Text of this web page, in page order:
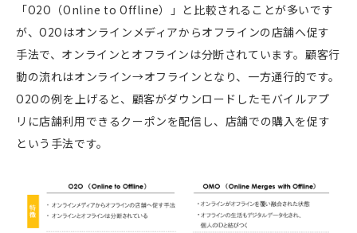
「O2O （Online to Offline）」と比較されることが多いです
が、O2O はオンラインメディアからオフラインの店舗へ促す
手法で、オンラインとオフラインは分断されています。顧客行
動の流れはオンライン→オフラインとなり、一方通行的です。
O2Oの例を上げると、顧客がダウンロードしたモバイルアプ
リに店舗利用できるクーポンを配信し、店舗での購入を促す
という手法です。